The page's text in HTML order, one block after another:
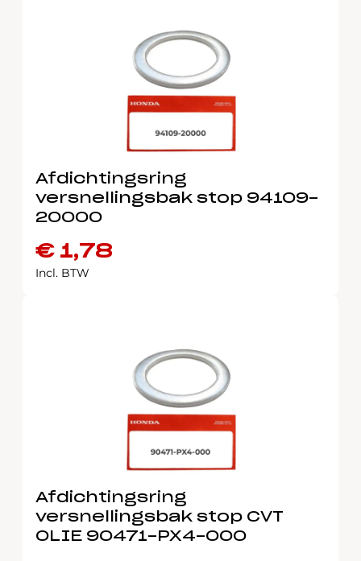
Afdichtingsring
versnellingsbak stop 94109-
20000
€1,78
Incl. BTW
Afdichtingsring
versnellingsbak stop CVT
OLIE 90471-PX4-000